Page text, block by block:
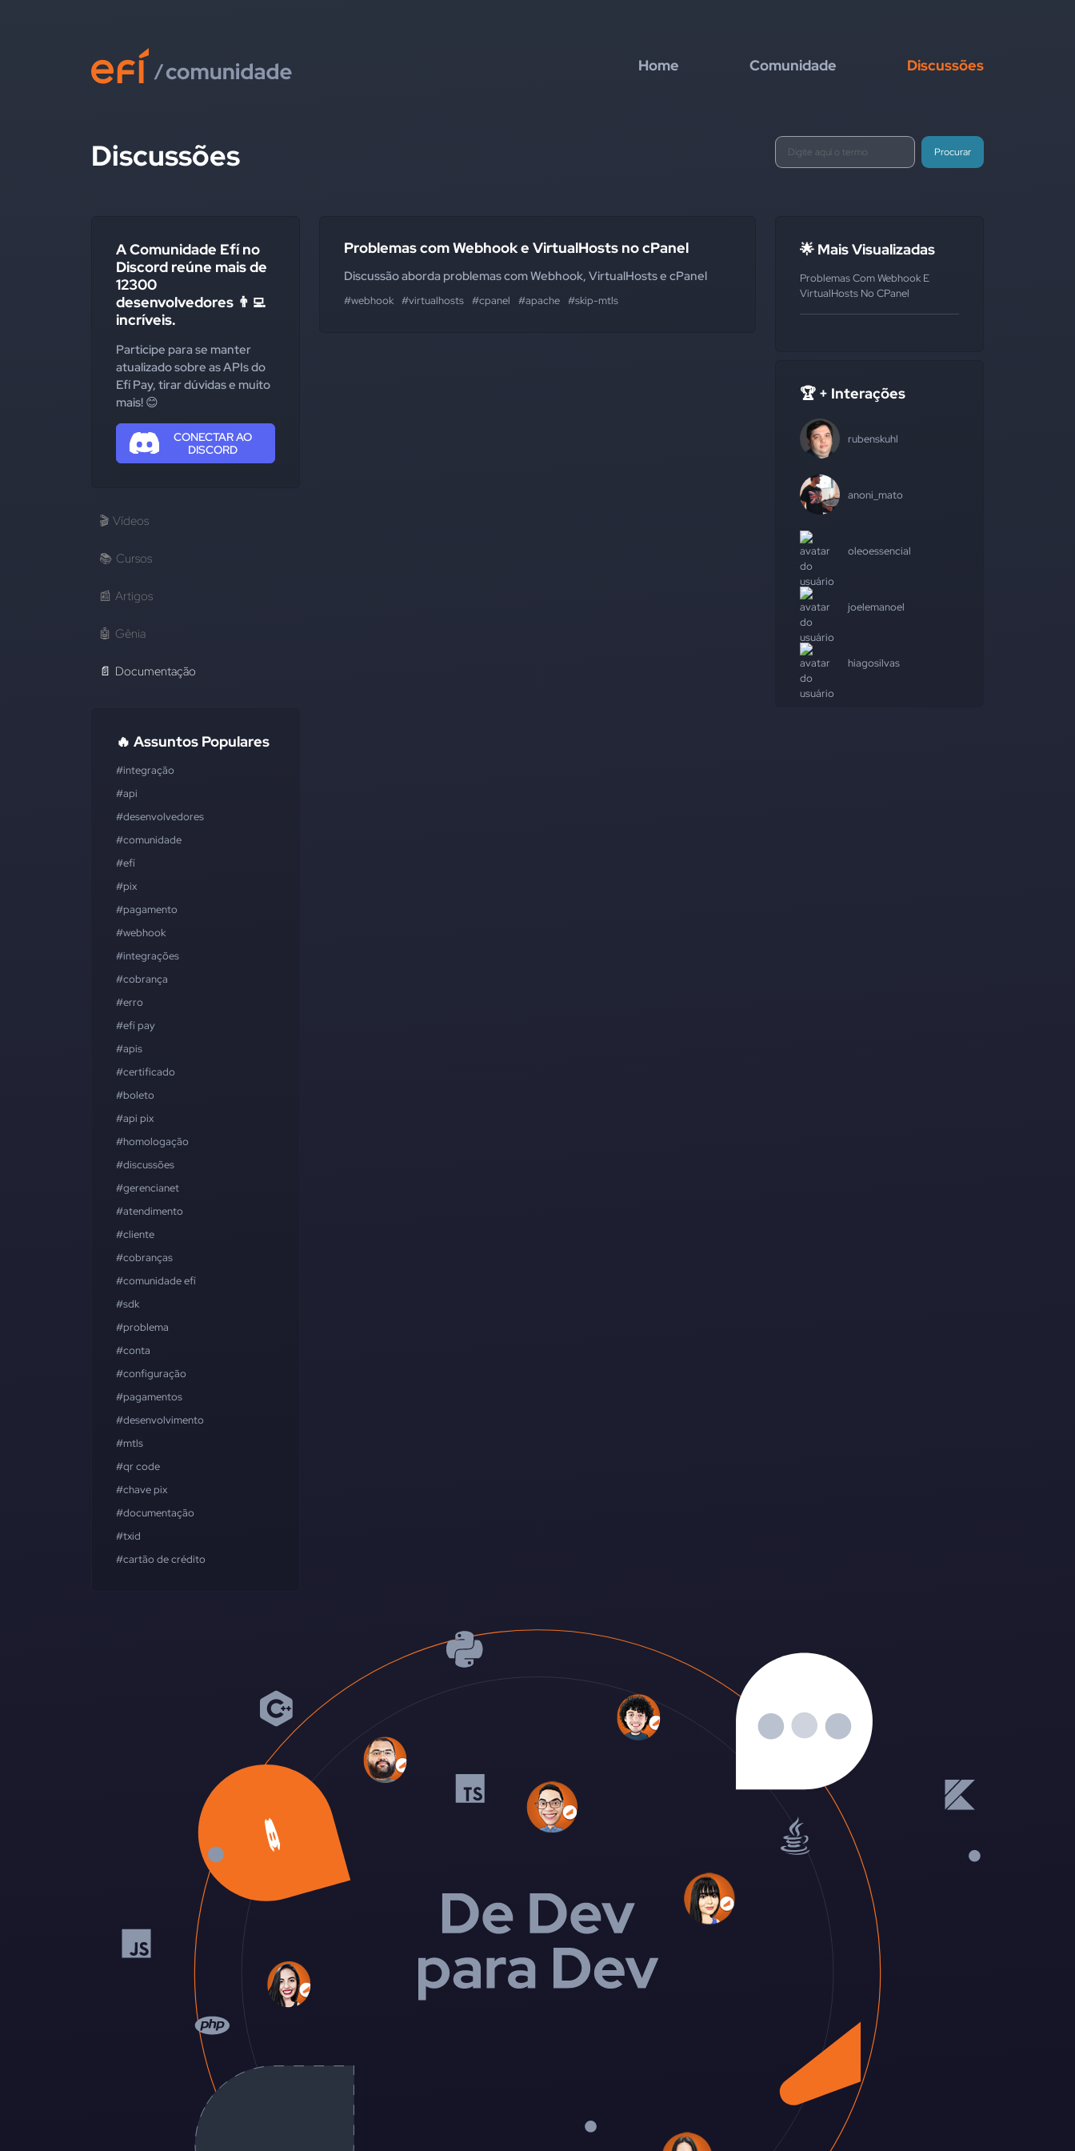
Home Comunidade Discussões
Discussões Procurar
A Comunidade Efí no
Discord reúne mais de
12300
desenvolvedores 👨‍💻
incríveis.
Participe para se manter
atualizado sobre as APIs do
Efí Pay, tirar dúvidas e muito
mais! 😊
CONECTAR AO
DISCORD
🎬 Vídeos
📚 Cursos
📰 Artigos
🤖 Gênia
📄 Documentação
🔥 Assuntos Populares
#integração
#api
#desenvolvedores
#comunidade
#efí
#pix
#pagamento
#webhook
#integrações
#cobrança
#erro
#efí pay
#apis
#certificado
#boleto
#api pix
#homologação
#discussões
#gerencianet
#atendimento
#cliente
#cobranças
#comunidade efí
#sdk
#problema
#conta
#configuração
#pagamentos
#desenvolvimento
#mtls
#qr code
#chave pix
#documentação
#txid
#cartão de crédito
Problemas com Webhook e VirtualHosts no cPanel
Discussão aborda problemas com Webhook, VirtualHosts e cPanel
#webhook #virtualhosts #cpanel #apache #skip-mtls
🌟 Mais Visualizadas
Problemas Com Webhook E
VirtualHosts No CPanel
🏆 + Interações
rubenskuhl
anoni_mato
oleoessencial
joelemanoel
hiagosilvas